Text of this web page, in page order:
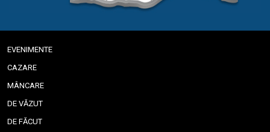
EVENIMENTE
CAZARE
MÂNCARE
DE VĂZUT
DE FĂCUT